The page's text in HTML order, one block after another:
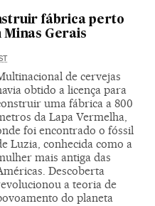
fábrica perto
Minas Gerais
de cervejas
obtido a licença para
uma fábrica a 800
da Lapa Vermelha,
foi encontrado o fóssil
Luzia, conhecida como a
mais antiga das
Descoberta
a teoria de
do planeta